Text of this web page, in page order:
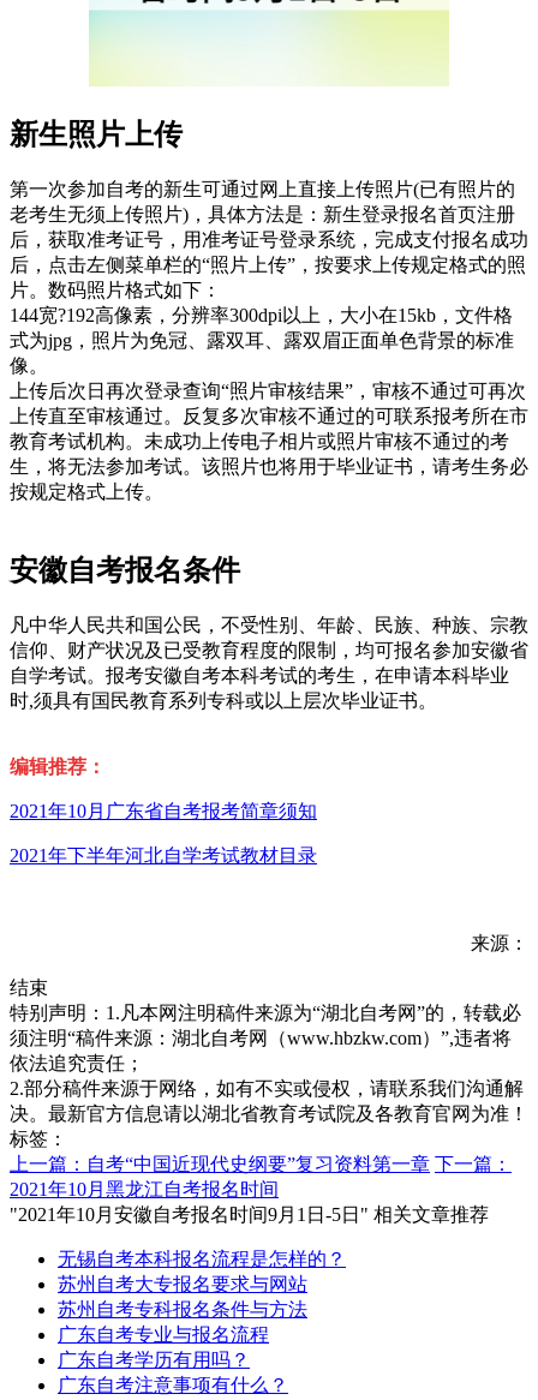
新生照片上传
第一次参加自考的新生可通过网上直接上传照片(已有照片的
老考生无须上传照片)，具体方法是：新生登录报名首页注册
后，获取准考证号，用准考证号登录系统，完成支付报名成功
后，点击左侧菜单栏的“照片上传”，按要求上传规定格式的照
片。数码照片格式如下：
144宽?192高像素，分辨率300dpi以上，大小在15kb，文件格
式为jpg，照片为免冠、露双耳、露双眉正面单色背景的标准
像。
上传后次日再次登录查询“照片审核结果”，审核不通过可再次
上传直至审核通过。反复多次审核不通过的可联系报考所在市
教育考试机构。未成功上传电子相片或照片审核不通过的考
生，将无法参加考试。该照片也将用于毕业证书，请考生务必
按规定格式上传。
安徽自考报名条件
凡中华人民共和国公民，不受性别、年龄、民族、种族、宗教
信仰、财产状况及已受教育程度的限制，均可报名参加安徽省
自学考试。报考安徽自考本科考试的考生，在申请本科毕业
时,须具有国民教育系列专科或以上层次毕业证书。
编辑推荐：
2021年10月广东省自考报考简章须知
2021年下半年河北自学考试教材目录
来源：
结束
特别声明：1.凡本网注明稿件来源为“湖北自考网”的，转载必
须注明“稿件来源：湖北自考网（www.hbzkw.com）”,违者将
依法追究责任；
2.部分稿件来源于网络，如有不实或侵权，请联系我们沟通解
决。最新官方信息请以湖北省教育考试院及各教育官网为准！
标签：
上一篇：自考“中国近现代史纲要”复习资料第一章 下一篇：
2021年10月黑龙江自考报名时间
"2021年10月安徽自考报名时间9月1日-5日" 相关文章推荐
无锡自考本科报名流程是怎样的？
苏州自考大专报名要求与网站
苏州自考专科报名条件与方法
广东自考专业与报名流程
广东自考学历有用吗？
广东自考注意事项有什么？